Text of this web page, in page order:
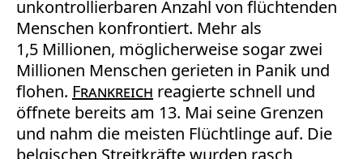
unkontrollierbaren Anzahl von flüchtenden
Menschen konfrontiert. Mehr als
1,5 Millionen, möglicherweise sogar zwei
Millionen Menschen gerieten in Panik und
flohen. Frankreich reagierte schnell und
öffnete bereits am 13. Mai seine Grenzen
und nahm die meisten Flüchtlinge auf. Die
belgischen Streitkräfte wurden rasch